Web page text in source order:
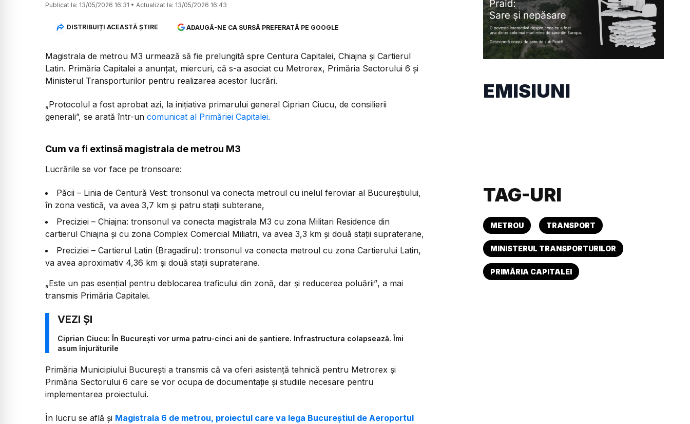
Publicat la: 13/05/2026 16:31 • Actualizat la: 13/05/2026 16:43
DISTRIBUIȚI ACEASTĂ ȘTIRE ADAUGĂ-NE CA SURSĂ PREFERATĂ PE GOOGLE
Magistrala de metrou M3 urmează să fie prelungită spre Centura Capitalei, Chiajna și Cartierul
Latin. Primăria Capitalei a anunțat, miercuri, că s-a asociat cu Metrorex, Primăria Sectorului 6 și
Ministerul Transporturilor pentru realizarea acestor lucrări.
„Protocolul a fost aprobat azi, la inițiativa primarului general Ciprian Ciucu, de consilierii
generali”, se arată într-un comunicat al Primăriei Capitalei.
Cum va fi extinsă magistrala de metrou M3
Lucrările se vor face pe tronsoare:
Păcii – Linia de Centură Vest: tronsonul va conecta metroul cu inelul feroviar al Bucureștiului,
în zona vestică, va avea 3,7 km și patru stații subterane,
Preciziei – Chiajna: tronsonul va conecta magistrala M3 cu zona Militari Residence din
cartierul Chiajna și cu zona Complex Comercial Miliatri, va avea 3,3 km și două stații supraterane,
Preciziei – Cartierul Latin (Bragadiru): tronsonul va conecta metroul cu zona Cartierului Latin,
va avea aproximativ 4,36 km și două stații supraterane.
„Este un pas esențial pentru deblocarea traficului din zonă, dar și reducerea poluării”, a mai
transmis Primăria Capitalei.
Ciprian Ciucu: În București vor urma patru-cinci ani de șantiere. Infrastructura colapsează. Îmi
asum înjurăturile
Primăria Municipiului București a transmis că va oferi asistență tehnică pentru Metrorex și
Primăria Sectorului 6 care se vor ocupa de documentație și studiile necesare pentru
implementarea proiectului.
În lucru se află și Magistrala 6 de metrou, proiectul care va lega Bucureștiul de Aeroportul
EMISIUNI
TAG-URI
METROU TRANSPORT
MINISTERUL TRANSPORTURILOR
PRIMĂRIA CAPITALEI